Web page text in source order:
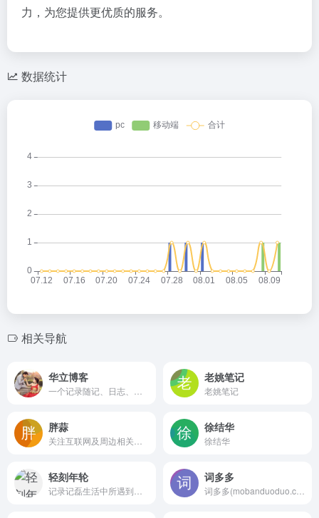
力，为您提供更优质的服务。
数据统计
相关导航
华立博客 老姚笔记
老姚笔记
胖蒜 徐结华
徐结华
轻刻年轮 词多多